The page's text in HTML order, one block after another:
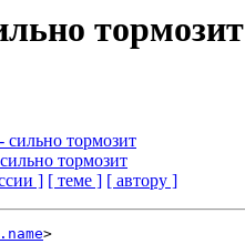
тормозит
тормозит
тормозит
] [ теме ] [ автору ]
>